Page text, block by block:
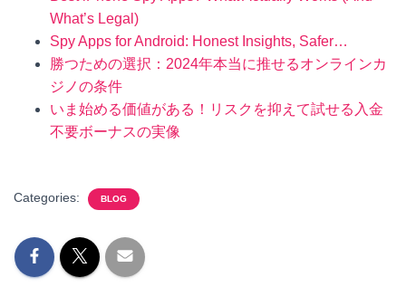
What’s Legal)
Spy Apps for Android: Honest Insights, Safer…
勝つための選択：2024年本当に推せるオンラインカ
ジノの条件
いま始める価値がある！リスクを抑えて試せる入金
不要ボーナスの実像
Categories: BLOG